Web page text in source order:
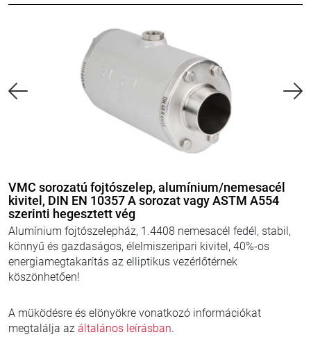
VMC sorozatú fojtószelep, alumínium/nemesacél
kivitel, DIN EN 10357 A sorozat vagy ASTM A554
szerinti hegesztett vég
Alumínium fojtószelepház, 1.4408 nemesacél fedél, stabil,
könnyű és gazdaságos, élelmiszeripari kivitel, 40%-os
energiamegtakarítás az elliptikus vezérlőtérnek
köszönhetően!
A müködésre és elönyökre vonatkozó információkat
megtalálja az általános leírásban.